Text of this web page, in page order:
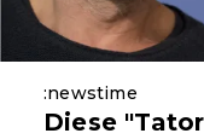
:newstime
Diese